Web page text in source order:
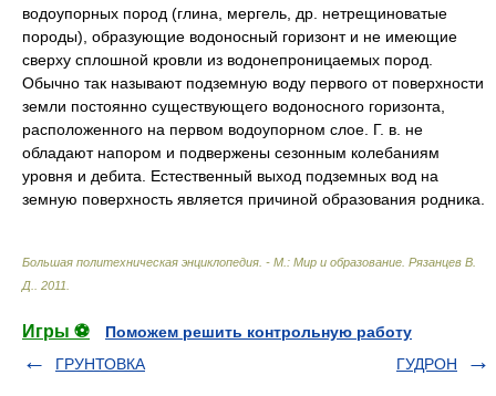
водоупорных пород (глина, мергель, др. нетрещиноватые
породы), образующие водоносный горизонт и не имеющие
сверху сплошной кровли из водонепроницаемых пород.
Обычно так называют подземную воду первого от поверхности
земли постоянно существующего водоносного горизонта,
расположенного на первом водоупорном слое. Г. в. не
обладают напором и подвержены сезонным колебаниям
уровня и дебита. Естественный выход подземных вод на
земную поверхность является причиной образования родника.
Большая политехническая энциклопедия. - М.: Мир и образование Рязанцев В.
Д.
2011
Игры ⚽
Поможем решить контрольную работу
ГРУНТОВКА
ГУДРОН